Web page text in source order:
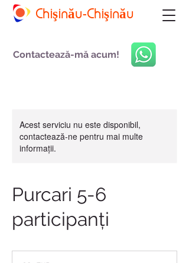
Chişinău-Chişinău
Contactează-mă acum!
Acest serviciu nu este disponibil,
contactează-ne pentru mai multe
informații.
Purcari 5-6
participanți